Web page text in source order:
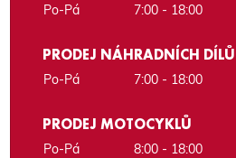
Po-Pá 7:00 - 18:00
PRODEJ NÁHRADNÍCH DÍLŮ
Po-Pá 7:00 - 18:00
PRODEJ MOTOCYKLŮ
Po-Pá
8:00 - 18:00